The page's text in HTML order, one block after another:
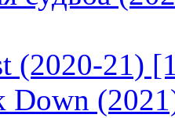
(2020-21)
Down